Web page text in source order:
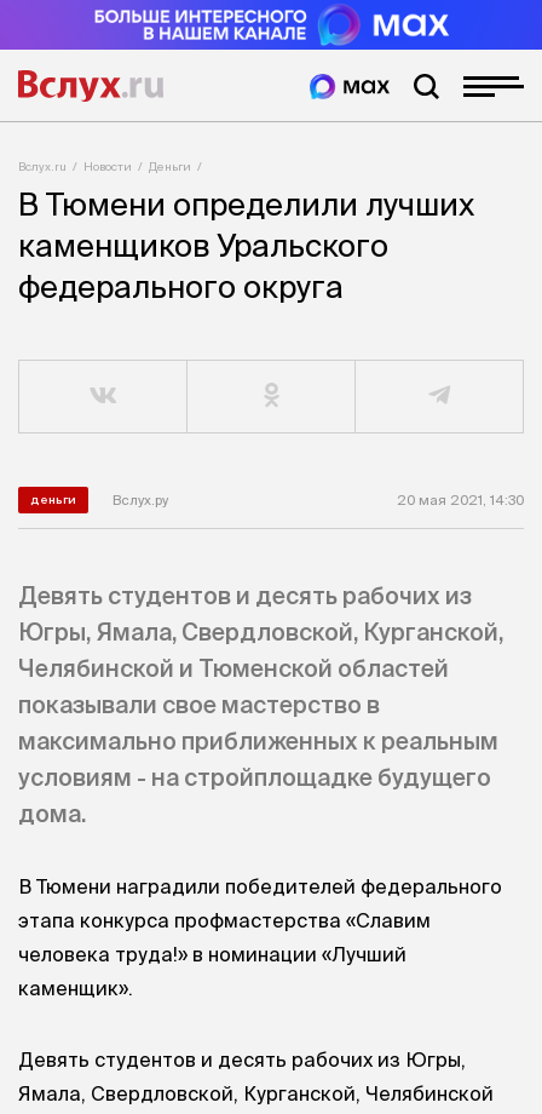
Вслух.ru Новости Деньги
В Тюмени определили лучших
каменщиков Уральского
федерального округа
деньги Вслух.ру 20 мая 2021, 14:30
Девять студентов и десять рабочих из
Югры, Ямала, Свердловской, Курганской,
Челябинской и Тюменской областей
показывали свое мастерство в
максимально приближенных к реальным
условиям - на стройплощадке будущего
дома.
В Тюмени наградили победителей федерального
этапа конкурса профмастерства «Славим
человека труда!» в номинации «Лучший
каменщик».
Девять студентов и десять рабочих из Югры,
Ямала, Свердловской, Курганской, Челябинской